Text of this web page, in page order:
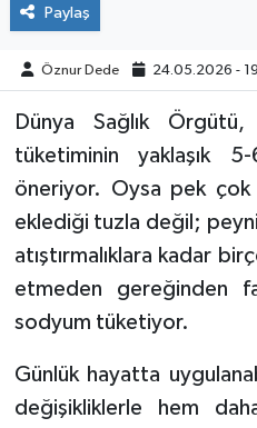
Paylaş
Öznur Dede 24.05.2026 -
Dünya Sağlık
tüketiminin yaklaşık
öneriyor. Oysa pek çok
eklediği tuzla değil;
atıştırmalıklara kadar
etmeden gereğinden
sodyum tüketiyor.
Günlük hayatta
değişikliklerle hem